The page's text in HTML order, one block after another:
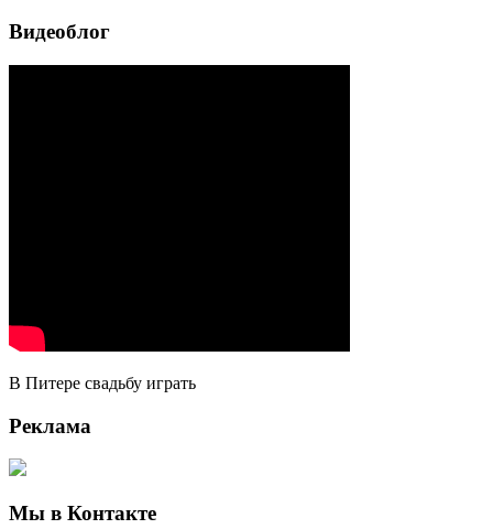
Видеоблог
В Питере свадьбу играть
Реклама
Мы в Контакте